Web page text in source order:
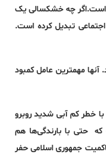
است.اگر چه خشکسالی یک
به یک فاجعه اجتماعی تبدیل کرده است.
آنها مهمترین عامل کمبود
خطر کم آبی شدید روبرو
کە حتی با بارندگی‌ها هم
در ایران وجود دارد که 758 هزار حلقه آن در دوره حاکمیت جمهوری اسلامی حفر